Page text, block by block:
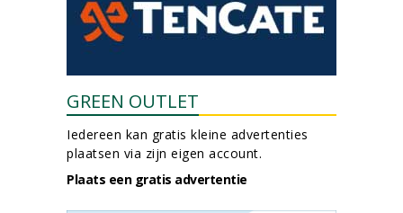
GREEN OUTLET
Iedereen kan gratis kleine advertenties
plaatsen via zijn eigen account.
Plaats een gratis advertentie